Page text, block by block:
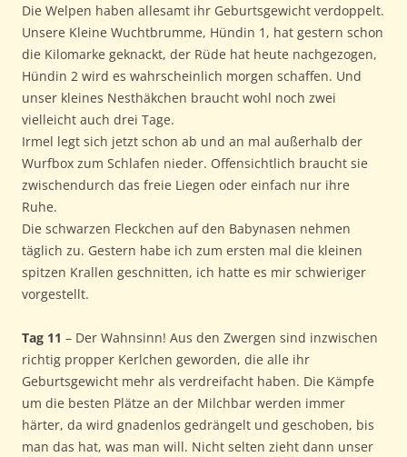
Die Welpen haben allesamt ihr Geburtsgewicht verdoppelt.
Unsere Kleine Wuchtbrumme, Hündin 1, hat gestern schon
die Kilomarke geknackt, der Rüde hat heute nachgezogen,
Hündin 2 wird es wahrscheinlich morgen schaffen. Und
unser kleines Nesthäkchen braucht wohl noch zwei
vielleicht auch drei Tage.
Irmel legt sich jetzt schon ab und an mal außerhalb der
Wurfbox zum Schlafen nieder. Offensichtlich braucht sie
zwischendurch das freie Liegen oder einfach nur ihre
Ruhe.
Die schwarzen Fleckchen auf den Babynasen nehmen
täglich zu. Gestern habe ich zum ersten mal die kleinen
spitzen Krallen geschnitten, ich hatte es mir schwieriger
vorgestellt.
Tag 11 – Der Wahnsinn! Aus den Zwergen sind inzwischen
richtig propper Kerlchen geworden, die alle ihr
Geburtsgewicht mehr als verdreifacht haben. Die Kämpfe
um die besten Plätze an der Milchbar werden immer
härter, da wird gnadenlos gedrängelt und geschoben, bis
man das hat, was man will. Nicht selten zieht dann unser